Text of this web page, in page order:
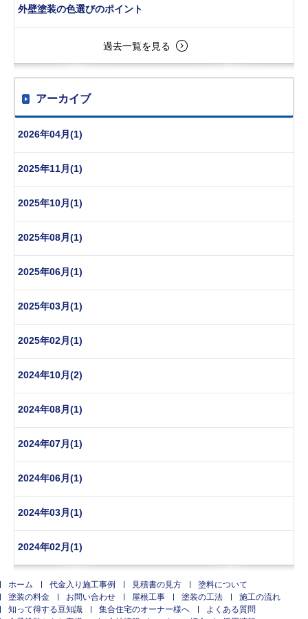
外壁塗装の色選びのポイント
過去一覧を見る
アーカイブ
2026年04月(1)
2025年11月(1)
2025年10月(1)
2025年08月(1)
2025年06月(1)
2025年03月(1)
2025年02月(1)
2024年10月(2)
2024年08月(1)
2024年07月(1)
2024年06月(1)
2024年03月(1)
2024年02月(1)
ホーム 代金入り施工事例 見積書の見方
塗料について
塗装の料金
お問い合わせ 屋根工事 塗装の工法
施工の流れ
知って得する豆知識
集合住宅のオーナー様へ
よくある質問